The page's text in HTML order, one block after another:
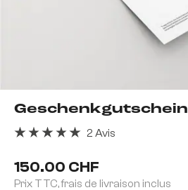
Geschenkgutschein
150.00 CHF
Prix TTC, frais de livraison inclus
2 Avis